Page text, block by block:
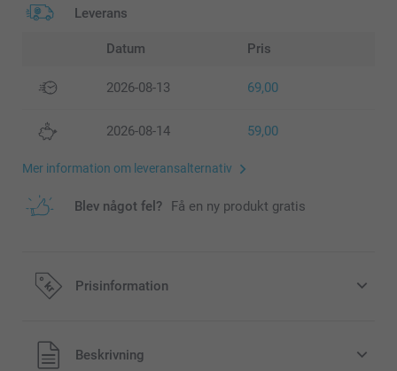
Leverans
Datum Pris
2026-08-13 69,00
2026-08-14 59,00
Mer information om leveransalternativ
Blev något fel? Få en ny produkt gratis
Prisinformation
Alla priser är i svenska kronor (SEK), inklusive moms och
exklusive porto.
Beskrivning